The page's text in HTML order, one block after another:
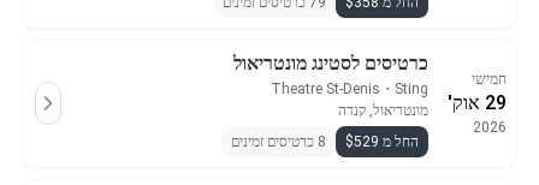
חמישי
29 אוק'
2026
כרטיסים לסטינג מונטריאול
Sting
・
Theatre St-Denis
מונטריאול, קנדה
החל מ $529
8 כרטיסים זמינים